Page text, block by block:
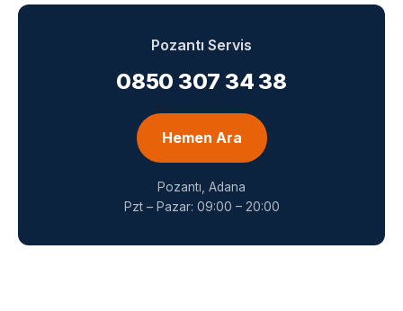
Pozantı Servis
0850 307 34 38
Hemen Ara
Pozantı, Adana
Pzt – Pazar: 09:00 – 20:00